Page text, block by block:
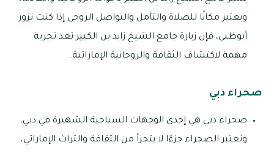
ويعتبر مكانًا للصلاة والتأمل والتواصل الروحي إذا كنت تزور
أبوظبي، فإن زيارة جامع الشيخ زايد بن الكبير تعد تجربة
مهمة لاكتشاف الثقافة والروحانية الإماراتية.
صحراء دبي
صحراء دبي هي إحدى الوجهات السياحية الشهيرة في دبي،
وتعتبر الصحراء جزءًا لا يتجزأ من الثقافة والتراث الإماراتي،